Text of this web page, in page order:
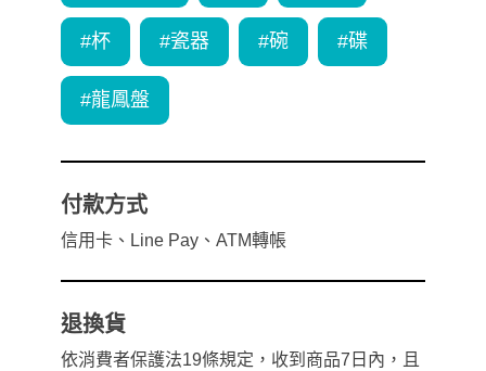
#杯 #瓷器 #碗 #碟
#龍鳳盤
付款方式
信用卡 、 Line Pay 、 ATM轉帳
退換貨
依消費者保護法19條規定，收到商品7日內，且